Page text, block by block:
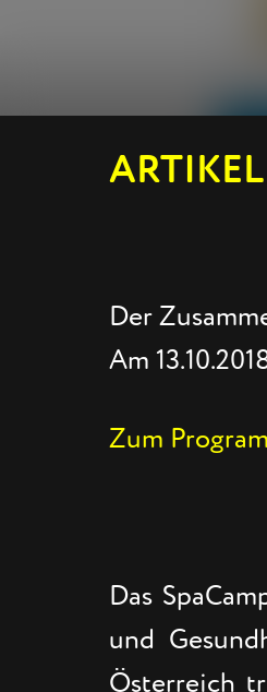
ARTIKEL
Der
Am
Zum
Das
und
Österreich